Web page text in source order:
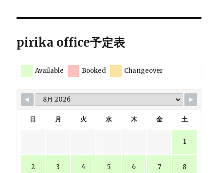
pirika office予定表
Available Booked Changeover
日 月 火 水 木 金 土
1
2 3 4 5 6 7 8